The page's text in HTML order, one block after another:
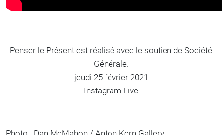
Penser le Présent est réalisé avec le soutien de Société
Générale.
jeudi 25 février 2021
Instagram Live